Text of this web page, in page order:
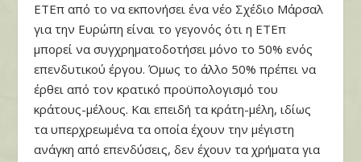
ΕΤΕπ από το να εκπονήσει ένα νέο Σχέδιο Μάρσαλ
για την Ευρώπη είναι το γεγονός ότι η ΕΤΕπ
μπορεί να συγχρηματοδοτήσει μόνο το 50% ενός
επενδυτικού έργου. Όμως το άλλο 50% πρέπει να
έρθει από τον κρατικό προϋπολογισμό του
κράτους-μέλους. Και επειδή τα κράτη-μέλη, ιδίως
τα υπερχρεωμένα τα οποία έχουν την μέγιστη
ανάγκη από επενδύσεις, δεν έχουν τα χρήματα για